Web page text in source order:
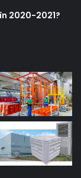
2020-2021?